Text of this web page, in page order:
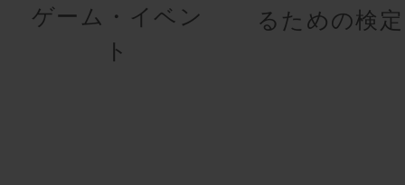
ゲーム・イベン
ト
るための検定